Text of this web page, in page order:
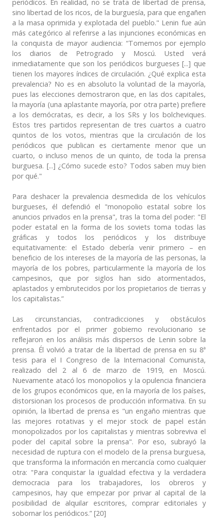
periódicos. En realidad, no se trata de libertad de prensa,
sino libertad de los ricos, de la burguesía, para que engañen
a la masa oprimida y explotada del pueblo." Lenin fue aún
más categórico al referirse a las injunciones económicas en
la conquista de mayor audiencia: “Tomemos por ejemplo
los diarios de Petrogrado y Moscú. Usted verá
inmediatamente que son los periódicos burgueses [...] que
tienen los mayores índices de circulación. ¿Qué explica esta
prevalencia? No es en absoluto la voluntad de la mayoría,
pues las elecciones demostraron que, en las dos capitales,
la mayoría (una aplastante mayoría, por otra parte) prefiere
a los demócratas, es decir, a los SRs y los bolcheviques.
Estos tres partidos representan de tres cuartos a cuatro
quintos de los votos, mientras que la circulación de los
periódicos que publican es ciertamente menor que un
cuarto, o incluso menos de un quinto, de toda la prensa
burguesa. [...] ¿Cómo sucede esto? Todos saben muy bien
por qué."
Para deshacer la prevalencia desmedida de los vehículos
burgueses, él defendió el "monopolio estatal sobre los
anuncios privados en la prensa", tras la toma del poder: "El
poder estatal en la forma de los soviets toma todas las
gráficas y todos los periódicos y los distribuye
equitativamente: el Estado debería venir primero – en
beneficio de los intereses de la mayoría de las personas, la
mayoría de los pobres, particularmente la mayoría de los
campesinos, que por siglos han sido atormentados,
aplastados y embrutecidos por los propietarios de tierras y
los capitalistas.”
Las circunstancias, contradicciones y obstáculos
enfrentados por el primer gobierno revolucionario se
reflejaron en los análisis más dispersos de Lenin sobre la
prensa. Él volvió a tratar de la libertad de prensa en su 8ª
tesis para el I Congreso de la Internacional Comunista,
realizado del 2 al 6 de marzo de 1919, en Moscú.
Nuevamente atacó los monopolios y la opulencia financiera
de los grupos económicos que, en la mayoría de los países,
distorsionan los procesos de producción informativa. En su
opinión, la libertad de prensa es "un engaño mientras que
las mejores rotativas y el mejor stock de papel están
monopolizados por los capitalistas y mientras sobreviva el
poder del capital sobre la prensa". Por eso, subrayó la
necesidad de ruptura con el modelo de la prensa burguesa,
que transforma la información en mercancía como cualquier
otra: "Para conquistar la igualdad efectiva y la verdadera
democracia para los trabajadores, los obreros y
campesinos, hay que empezar por privar al capital de la
posibilidad de alquilar escritores, comprar editoriales y
sobornar los periódicos.” [20]